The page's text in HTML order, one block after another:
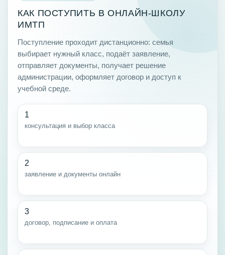
КАК ПОСТУПИТЬ В ОНЛАЙН-ШКОЛУ
ИМТП
Поступление проходит дистанционно: семья
выбирает нужный класс, подаёт заявление,
отправляет документы, получает решение
администрации, оформляет договор и доступ к
учебной среде.
1
консультация и выбор класса
2
заявление и документы онлайн
3
договор, подписание и оплата